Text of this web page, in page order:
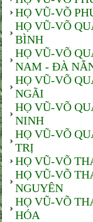
HỌ VŨ-VÕ
HỌ VŨ-VÕ
BÌNH
HỌ VŨ-VÕ
NAM - ĐÀ
HỌ VŨ-VÕ
NGÃI
HỌ VŨ-VÕ
NINH
HỌ VŨ-VÕ
TRỊ
HỌ VŨ-VÕ
HỌ VŨ-VÕ
NGUYÊN
HỌ VŨ-VÕ
HÓA